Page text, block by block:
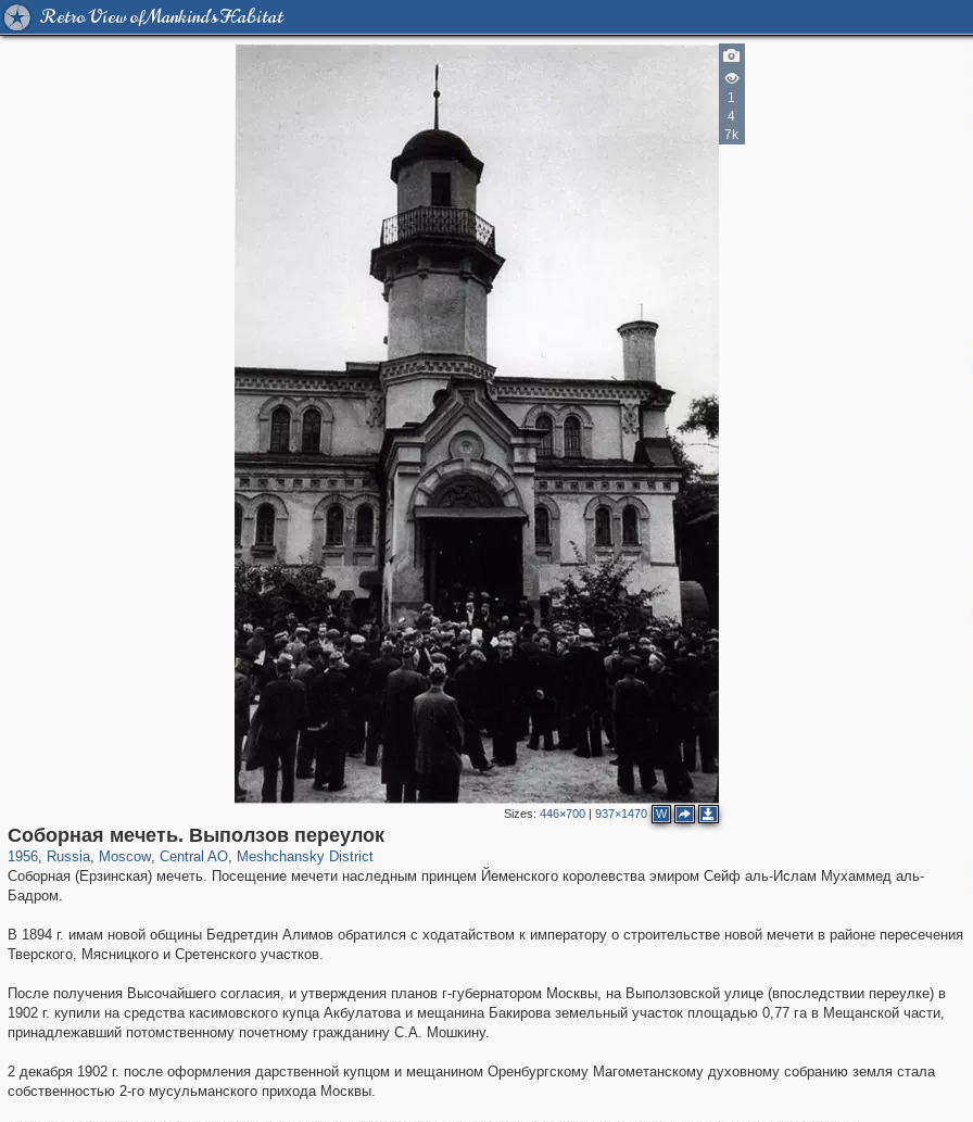
Retro View of Mankind's Habitat
1
4
7k
Sizes: 446×700| 937×1470 W
Соборная мечеть. Выползов переулок
1956, Russia
1,406,257 29,243
, Moscow
319,779 8,286
, Central AO
159,978 5,916
, Meshchansky District
10,185 264
Соборная (Ерзинская) мечеть. Посещение мечети наследным принцем Йеменского королевства эмиром Сейф аль-Ислам Мухаммед аль-
Бадром.
В 1894 г. имам новой общины Бедретдин Алимов обратился с ходатайством к императору о строительстве новой мечети в районе пересечения
Тверского, Мясницкого и Сретенского участков.
После получения Высочайшего согласия, и утверждения планов г-губернатором Москвы, на Выползовской улице (впоследствии переулке) в
1902 г. купили на средства касимовского купца Акбулатова и мещанина Бакирова земельный участок площадью 0,77 га в Мещанской части,
принадлежавший потомственному почетному гражданину С.А. Мошкину.
2 декабря 1902 г. после оформления дарственной купцом и мещанином Оренбургскому Магометанскому духовному собранию земля стала
собственностью 2-го мусульманского прихода Москвы.